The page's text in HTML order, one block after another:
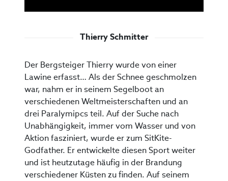
Thierry Schmitter
Der Bergsteiger Thierry wurde von einer
Lawine erfasst… Als der Schnee geschmolzen
war, nahm er in seinem Segelboot an
verschiedenen Weltmeisterschaften und an
drei Paralymipcs teil. Auf der Suche nach
Unabhängigkeit, immer vom Wasser und von
Aktion fasziniert, wurde er zum SitKite-
Godfather. Er entwickelte diesen Sport weiter
und ist heutzutage häufig in der Brandung
verschiedener Küsten zu finden. Auf seinem